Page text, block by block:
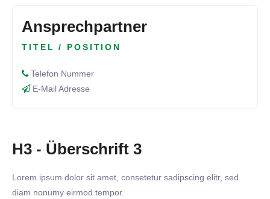
Ansprechpartner
TITEL / POSITION
Telefon Nummer
E-Mail Adresse
H3 - Überschrift 3
Lorem ipsum dolor sit amet, consetetur sadipscing elitr, sed
diam nonumy eirmod tempor.